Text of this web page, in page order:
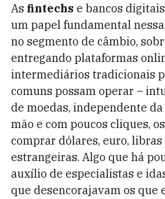
As fintechs e bancos
um papel fundamental
no segmento de câmbio,
entregando plataformas
intermediários tradicionais
comuns possam operar –
de moedas, independente
mão e com poucos cliques,
comprar dólares, euro,
estrangeiras. Algo que há
auxílio de especialistas e
que desencorajavam os que